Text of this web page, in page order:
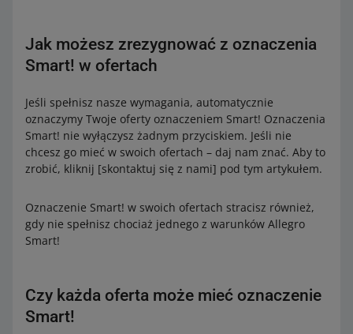
Wartość zamówienia przed zwrotem wyniosła 50 zł, a
opłata za przesyłkę Smart! – 1,99 zł.
zamówienia po zwrocie wynosi więc 40 zł, a opłata za
przesyłkę Smart! – 0,99 zł.
Zwrócimy Ci różnicę wynoszącą 1 zł (1,99 - 0,99 zł = 1
zł).
Jak możesz zrezygnować z oznaczenia
Smart! w ofertach
Jeśli spełnisz nasze wymagania, automatycznie
oznaczymy Twoje oferty oznaczeniem Smart! Oznaczenia
Smart! nie wyłączysz żadnym przyciskiem. Jeśli nie
chcesz go mieć w swoich ofertach – daj nam znać. Aby to
zrobić, kliknij [skontaktuj się z nami] pod tym artykułem.
Oznaczenie Smart! w swoich ofertach stracisz również,
gdy nie spełnisz chociaż jednego z warunków Allegro
Smart!
Czy każda oferta może mieć oznaczenie
Smart!